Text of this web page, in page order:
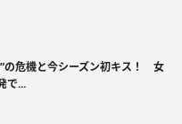
の危機と今シーズン初キス！ 女
で...